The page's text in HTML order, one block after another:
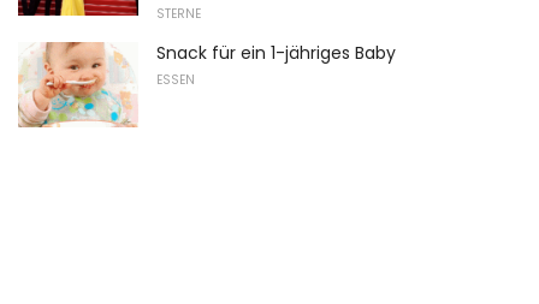
STERNE
Snack für ein 1-jähriges Baby
ESSEN